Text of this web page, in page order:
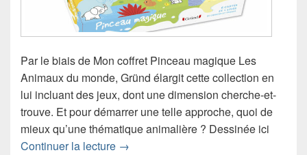
Par le biais de Mon coffret Pinceau magique Les
Animaux du monde, Gründ élargit cette collection en
lui incluant des jeux, dont une dimension cherche-et-
trouve. Et pour démarrer une telle approche, quoi de
mieux qu’une thématique animalière ? Dessinée ici
Continuer la lecture Chronique livre jeu Mon coffret
→